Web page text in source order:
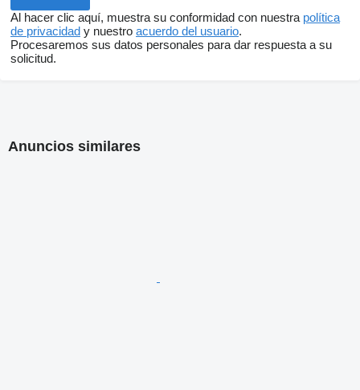
Al hacer clic aquí, muestra su conformidad con nuestra política
de privacidad y nuestro acuerdo del usuario.
Procesaremos sus datos personales para dar respuesta a su
solicitud.
Anuncios similares